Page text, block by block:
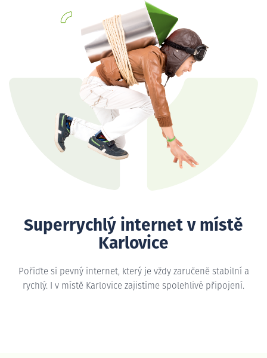
Superrychlý internet v místě
Karlovice
Pořiďte si pevný internet, který je vždy zaručeně stabilní a
rychlý. I v místě Karlovice zajistíme spolehlivé připojení.